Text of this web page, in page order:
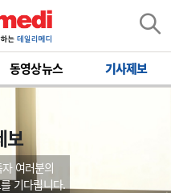
동영상뉴스 기사제보
보
여러분의
기다립니다.